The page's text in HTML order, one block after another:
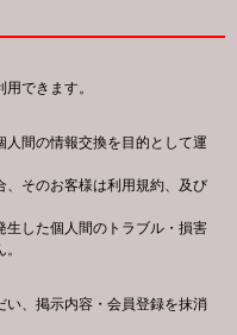
できます。
間の情報交換を目的として運
、そのお客様は利用規約、及び
生した個人間のトラブル・損害
い、掲示内容・会員登録を抹消